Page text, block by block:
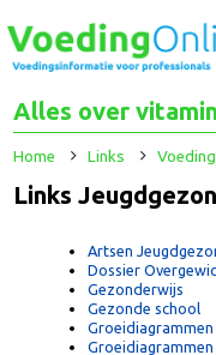
Alles over
Home Links
Links
Artsen
Dossier
Gezonderwijs
Gezonde school